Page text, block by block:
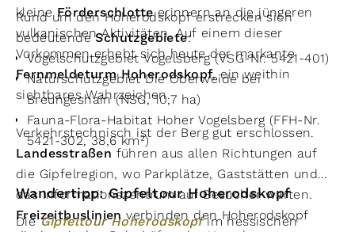
kleine Förderschlotteerinnern an die jüngeren
vulkanischen Aktivitäten. Auf einem dieser
Vorkommen erhebt sich heute der markante
Fernmeldeturm Hoherodskopf, ein weithin
sichtbares Wahrzeichen.
Rund um den Hoherodskopf erstrecken sich
bedeutendeSchutzgebiete:
Vogelschutzgebiet Vogelsberg (VSG-Nr. 5421-401)
Naturschutzgebiet Die Oberweide bei
Breungeshain (NSG, 10,7 ha)
Fauna-Flora-Habitat Hoher Vogelsberg (FFH-Nr.
5421-302, 38,6 km²)
Verkehrstechnisch ist der Berg gut erschlossen.
Landesstraßen führen aus allen Richtungen auf
die Gipfelregion, wo Parkplätze, Gaststätten und
das Informationszentrum auf Besucher warten.
Freizeitbuslinien verbinden den Hoherodskopf
Wandertipp: Gipfeltour Hoherodskopf
DieGipfeltour Hoherodskopfim hessischen